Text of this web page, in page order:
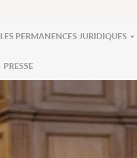
LES PERMANENCES JURIDIQUES
PRESSE